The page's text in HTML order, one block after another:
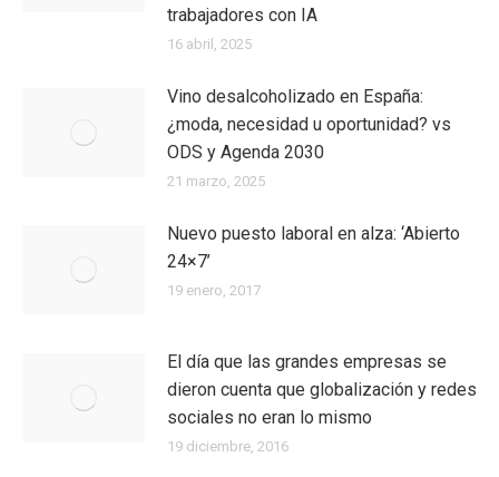
trabajadores con IA
16 abril, 2025
Vino desalcoholizado en España:
¿moda, necesidad u oportunidad? vs
ODS y Agenda 2030
21 marzo, 2025
Nuevo puesto laboral en alza: ‘Abierto
24×7’
19 enero, 2017
El día que las grandes empresas se
dieron cuenta que globalización y redes
sociales no eran lo mismo
19 diciembre, 2016